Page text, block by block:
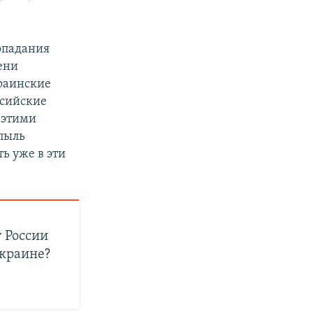
1080p
этими
уже в эти
России